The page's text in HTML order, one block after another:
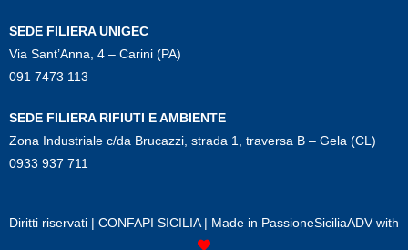
SEDE FILIERA UNIGEC
Via Sant’Anna, 4 – Carini (PA)
091 7473 113
SEDE FILIERA RIFIUTI E AMBIENTE
Zona Industriale c/da Brucazzi, strada 1, traversa B – Gela (CL)
0933 937 711
Diritti riservati | CONFAPI SICILIA | Made in PassioneSiciliaADVwith